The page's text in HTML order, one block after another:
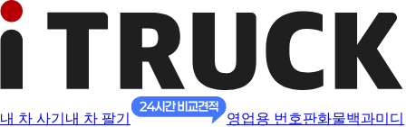
내 차 사기 내 차 팔기 영업용 번호판화물백과미디